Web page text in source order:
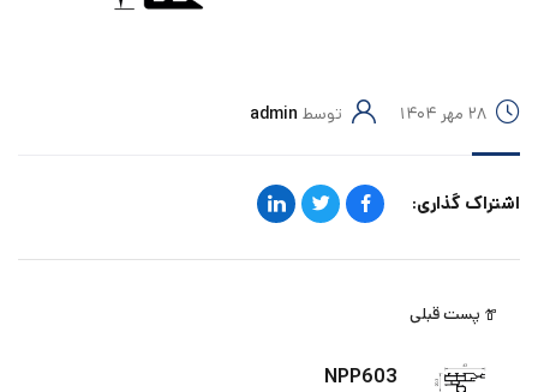
۲۸ مهر ۱۴۰۴ توسط admin
اشتراک گذاری:
پست قبلی
NPP603